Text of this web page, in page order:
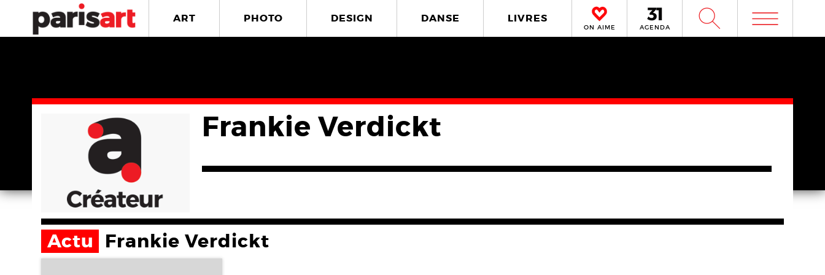
ART PHOTO DESIGN DANSE LIVRES
ON AIME AGENDA W m
Frankie Verdickt
Actu Frankie Verdickt